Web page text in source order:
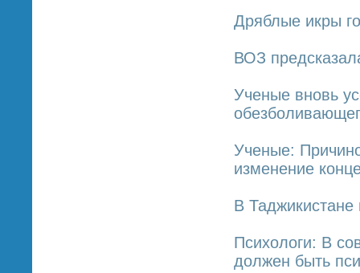
Дряблые икры
ВОЗ
Ученые вновь
Ученые:
изменение
В
Психологи: В
должен быть